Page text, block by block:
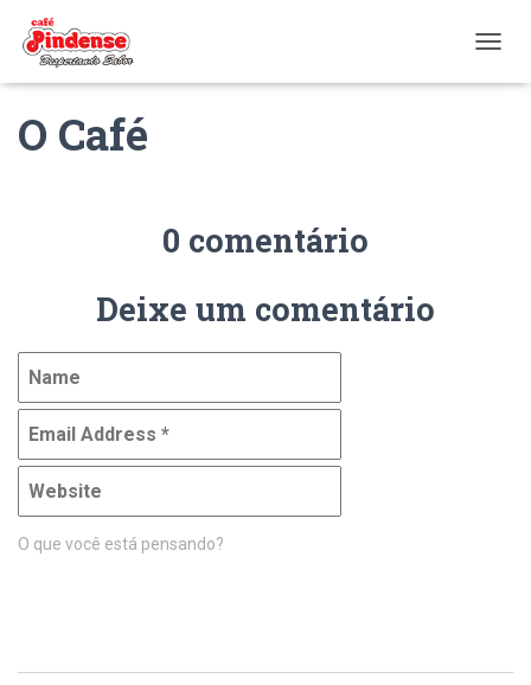
O Café
0 comentário
Deixe um comentário
O que você está pensando?